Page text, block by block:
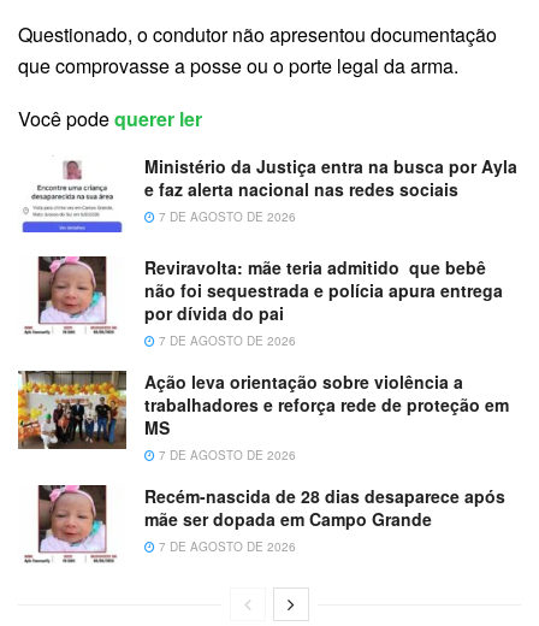
Questionado, o condutor não apresentou documentação
que comprovasse a posse ou o porte legal da arma.
Você podequerer ler
Ministério da Justiça entra na busca por Ayla
e faz alerta nacional nas redes sociais
7 DE AGOSTO DE 2026
Reviravolta: mãe teria admitido que bebê
não foi sequestrada e polícia apura entrega
por dívida do pai
7 DE AGOSTO DE 2026
Ação leva orientação sobre violência a
trabalhadores e reforça rede de proteção em
MS
7 DE AGOSTO DE 2026
Recém-nascida de 28 dias desaparece após
mãe ser dopada em Campo Grande
7 DE AGOSTO DE 2026